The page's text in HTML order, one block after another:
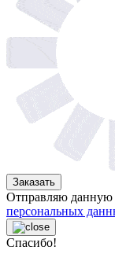
Заказать
Отправляю данную
персональных
Спасибо!